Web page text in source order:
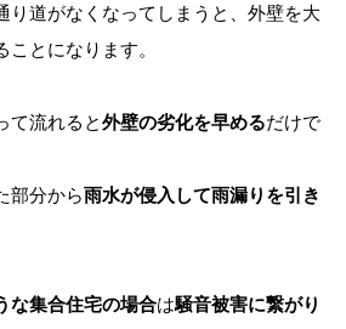
り道がなくなってしまうと、外壁を大
ことになります。
て流れると外壁の劣化を早めるだけで
部分から雨水が侵入して雨漏りを引き
な集合住宅の場合は騒音被害に繋がり